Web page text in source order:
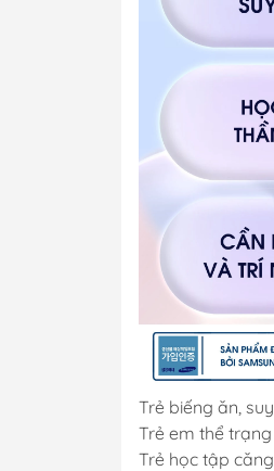
Trẻ biếng ăn,
Trẻ em thể
Trẻ học tập